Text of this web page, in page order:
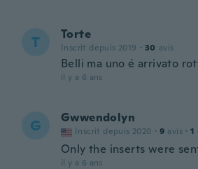
T Torte
Inscrit depuis 2019 · 30 avis
Belli ma uno é arrivato
il y a 6 ans
G Gwwendolyn
Inscrit depuis 2020 · 9 avis · 1
Only the inserts were
il y a 6 ans